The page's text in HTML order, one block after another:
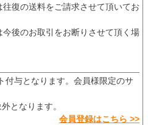
復の送料をご請求させて頂いてお
後のお取引をお断りさせて頂く場
付与となります。会員様限定のサ
となります。
会員登録はこちら >>